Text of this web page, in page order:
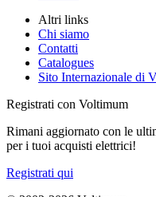
Altri links
Chi siamo
Contatti
Catalogues
Sito Internazionale di
Registrati con Voltimum
Rimani aggiornato con le
per i tuoi acquisti elettrici!
Registrati qui